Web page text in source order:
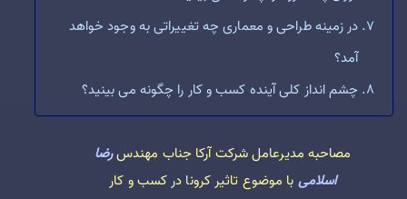
در زمینه طراحی و معماری چه تغییراتی به وجود خواهد
آمد؟
چشم انداز کلی آینده کسب و کار را چگونه می بینید؟
مصاحبه مدیرعامل شرکت آرکا جناب مهندسرضا
اسلامی با موضوع تاثیر کرونا در کسب و کار